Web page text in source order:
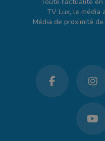
TV Lux, le média
Média de proximité